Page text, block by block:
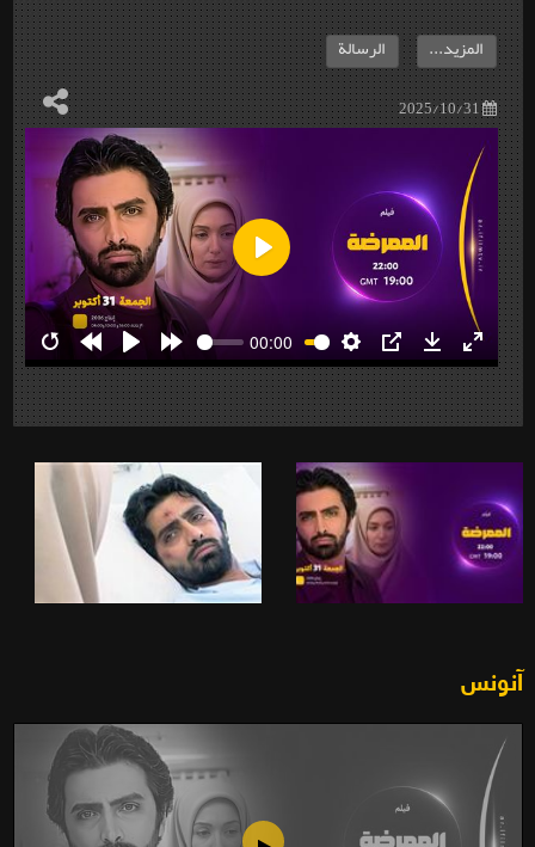
2025/10/31
المزيد... الرسالة
RestartRewind
10s
Play Forward
10s
00:00
Settings
PIP Download
Enter
Play
آنونس